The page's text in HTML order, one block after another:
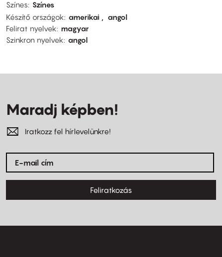
Színes Színes
Készítő országok
amerikai
angol
Felirat nyelvek
magyar
Szinkron nyelvek
angol
Maradj képben!
Iratkozz fel hírlevelünkre!
Feliratkozás